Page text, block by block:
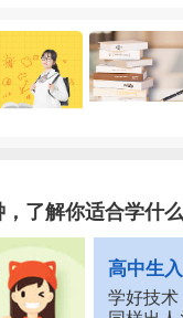
了解你适合学什
高中生
学好技术